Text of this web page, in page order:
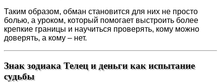
Таким образом, обман становится для них не просто
болью, а уроком, который помогает выстроить более
крепкие границы и научиться проверять, кому можно
доверять, а кому – нет.
Знак зодиака Телец и деньги как испытание
судьбы